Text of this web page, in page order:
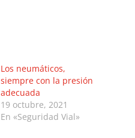
Los neumáticos,
siempre con la presión
adecuada
19 octubre, 2021
En «Seguridad Vial»